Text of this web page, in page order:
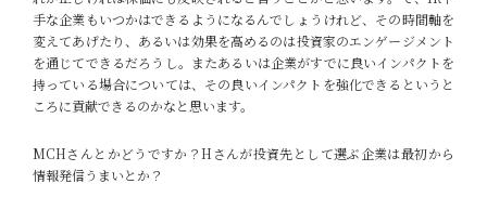
手な企業もいつかはできるようになるんでしょうけれど、その時間軸を
変えてあげたり、あるいは効果を高めるのは投資家のエンゲージメント
を通じてできるだろうし。またあるいは企業がすでに良いインパクトを
持っている場合については、その良いインパクトを強化できるというと
ころに貢献できるのかなと思います。
MCHさんとかどうですか？Hさんが投資先として選ぶ企業は最初から
情報発信うまいとか？